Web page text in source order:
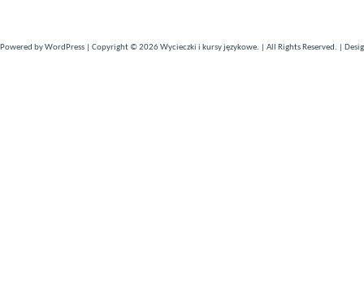
Powered byWordPress | Copyright © 2026Wycieczki i kursy językowe. | All Rights Reserved. |